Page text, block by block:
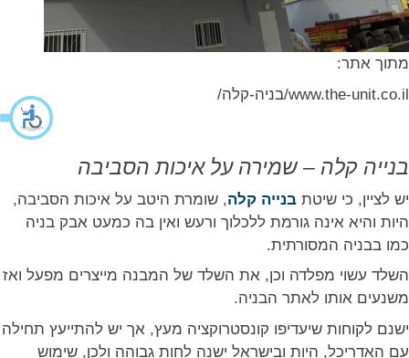
מתוך אתר:
www.the-unit.co.il/בניה-קלה/
בנייה קלה – שמירה על איכות הסביבה
יש לציין, כי שיטת בנייה קלה, שומרת היטב על איכות הסביבה,
היות והיא אינה גורמת ללכלוך ורעש ואין בה כמעט אבק בניה
כמו בבניה המסורתית.
השלד עשוי מפלדה וכן, את השלד של המבנה מייצרים מפעל ואז
משנעים אותו לאתר הבניה.
ישנם לקוחות שיעדיפו קונסטרוקציה מעץ, אך יש להתייעץ תחילה
עם האדריכל, היות ובישראל ישנה לחות גבוהה ולכן, שימוש